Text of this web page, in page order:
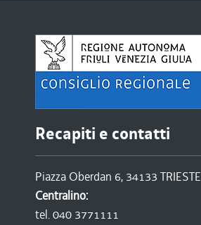
Recapiti e contatti
Piazza Oberdan 6, 34133 TRIESTE
Centralino:
tel. 040 3771111